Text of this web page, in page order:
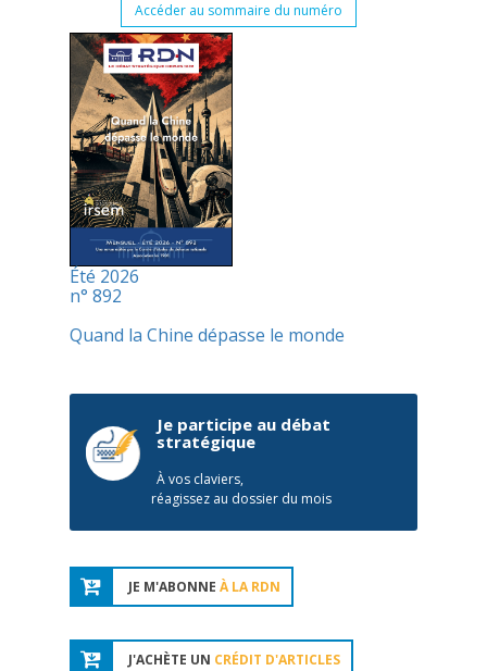
Accéder au sommaire du numéro
Été 2026
n° 892
Quand la Chine dépasse le monde
Je participe au débat
stratégique
À vos claviers,
réagissez au dossier du mois
JE M'ABONNE À LA RDN
J'ACHÈTE UN CRÉDIT D'ARTICLES